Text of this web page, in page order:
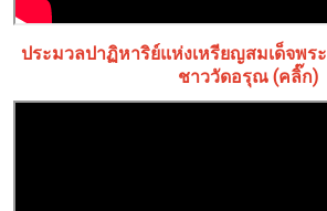
ประมวลปาฏิหาริย์แห่งเหรียญสมเด็จพร
ชาววัดอรุณ (คลิ๊ก)